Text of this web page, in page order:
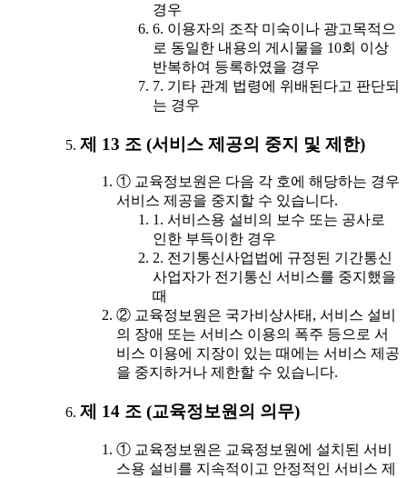
경우
6. 이용자의 조작 미숙이나 광고목적으
로 동일한 내용의 게시물을 10회 이상
반복하여 등록하였을 경우
7. 기타 관계 법령에 위배된다고 판단되
는 경우
제 13 조 (서비스 제공의 중지 및 제한)
① 교육정보원은 다음 각 호에 해당하는 경우
서비스 제공을 중지할 수 있습니다.
1. 서비스용 설비의 보수 또는 공사로
인한 부득이한 경우
2. 전기통신사업법에 규정된 기간통신
사업자가 전기통신 서비스를 중지했을
때
② 교육정보원은 국가비상사태, 서비스 설비
의 장애 또는 서비스 이용의 폭주 등으로 서
비스 이용에 지장이 있는 때에는 서비스 제공
을 중지하거나 제한할 수 있습니다.
제 14 조 (교육정보원의 의무)
① 교육정보원은 교육정보원에 설치된 서비
스용 설비를 지속적이고 안정적인 서비스 제